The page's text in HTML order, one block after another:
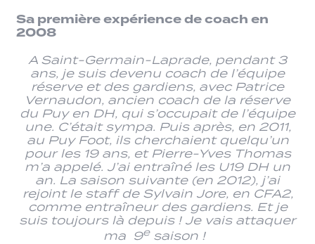
Sa première expérience de coach en
2008
A Saint-Germain-Laprade, pendant 3
ans, je suis devenu coach de l’équipe
réserve et des gardiens, avec Patrice
Vernaudon, ancien coach de la réserve
du Puy en DH, qui s’occupait de l’équipe
une. C’était sympa. Puis après, en 2011,
au Puy Foot, ils cherchaient quelqu’un
pour les 19 ans, et Pierre-Yves Thomas
m’a appelé. J’ai entraîné les U19 DH un
an. La saison suivante (en 2012), j’ai
rejoint le staff de Sylvain Jore, en CFA2,
comme entraîneur des gardiens. Et je
suis toujours là depuis ! Je vais attaquer
ma 9esaison !